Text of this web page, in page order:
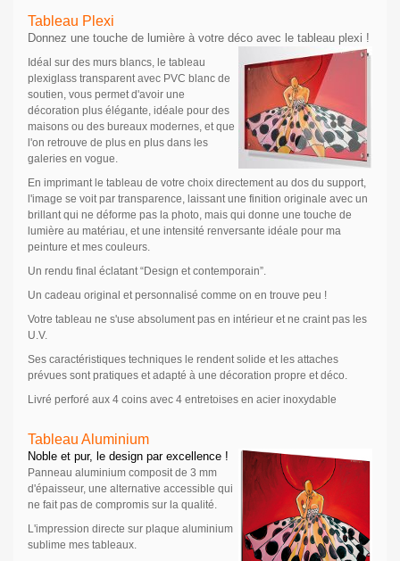
Tableau Plexi
Donnez une touche de lumière à votre déco avec le tableau plexi !
Idéal sur des murs blancs, le tableau
plexiglass transparent avec PVC blanc de
soutien, vous permet d'avoir une
décoration plus élégante, idéale pour des
maisons ou des bureaux modernes, et que
l'on retrouve de plus en plus dans les
galeries en vogue.
En imprimant le tableau de votre choix directement au dos du support,
l'image se voit par transparence, laissant une finition originale avec un
brillant qui ne déforme pas la photo, mais qui donne une touche de
lumière au matériau, et une intensité renversante idéale pour ma
peinture et mes couleurs.
Un rendu final éclatant “Design et contemporain”.
Un cadeau original et personnalisé comme on en trouve peu !
Votre tableau ne s'use absolument pas en intérieur et ne craint pas les
U.V.
Ses caractéristiques techniques le rendent solide et les attaches
prévues sont pratiques et adapté à une décoration propre et déco.
Livré perforé aux 4 coins avec 4 entretoises en acier inoxydable
Tableau Aluminium
Noble et pur, le design par excellence !
Panneau aluminium composit de 3 mm
d'épaisseur, une alternative accessible qui
ne fait pas de compromis sur la qualité.
L'impression directe sur plaque aluminium
sublime mes tableaux.